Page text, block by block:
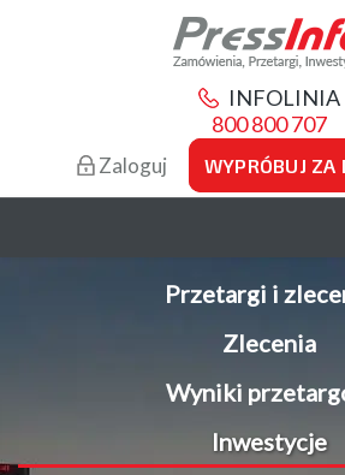
INFOLINIA
800 800 707
Zaloguj WYPRÓBUJ ZA
Przetargi i
Zlecenia
Wyniki
Inwestycje